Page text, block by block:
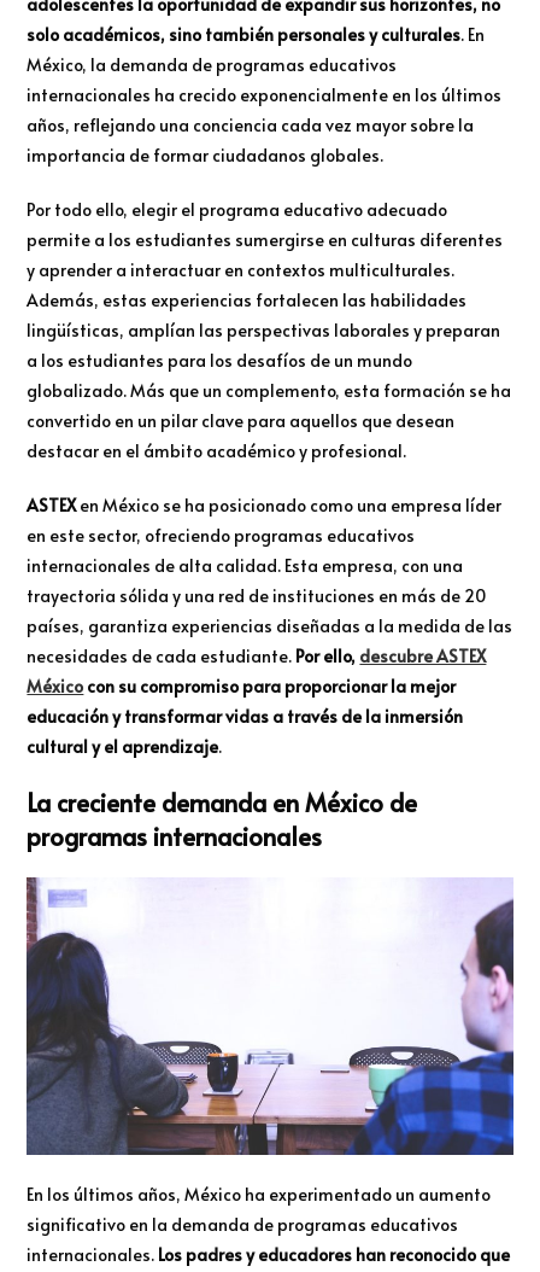
adolescentes la oportunidad de expandir sus horizontes, no
solo académicos, sino también personales y culturales. En
México, la demanda de programas educativos
internacionales ha crecido exponencialmente en los últimos
años, reflejando una conciencia cada vez mayor sobre la
importancia de formar ciudadanos globales.
Por todo ello, elegir el programa educativo adecuado
permite a los estudiantes sumergirse en culturas diferentes
y aprender a interactuar en contextos multiculturales.
Además, estas experiencias fortalecen las habilidades
lingüísticas, amplían las perspectivas laborales y preparan
a los estudiantes para los desafíos de un mundo
globalizado. Más que un complemento, esta formación se ha
convertido en un pilar clave para aquellos que desean
destacar en el ámbito académico y profesional.
ASTEXen México se ha posicionado como una empresa líder
en este sector, ofreciendo programas educativos
internacionales de alta calidad. Esta empresa, con una
trayectoria sólida y una red de instituciones en más de 20
países, garantiza experiencias diseñadas a la medida de las
necesidades de cada estudiante. Por ello, descubre ASTEX
México con su compromiso para proporcionar la mejor
educación y transformar vidas a través de la inmersión
cultural y el aprendizaje.
La creciente demanda en México de
programas internacionales
En los últimos años, México ha experimentado un aumento
significativo en la demanda de programas educativos
internacionales. Los padres y educadores han reconocido que